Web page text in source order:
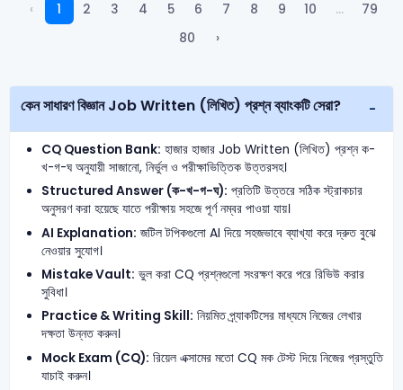
‹ 1 2 3 4 5 6 7 8 9 10 ...
79
80
›
কেন সাধারণ বিজ্ঞান Job Written (লিখিত) প্রশ্ন ব্যাংকটি সেরা?
CQ Question Bank: হাজার হাজার Job Written (লিখিত) প্রশ্ন ক-
খ-গ-ঘ অনুযায়ী সাজানো, নির্ভুল ও পরীক্ষাভিত্তিক উত্তরসহ।
Structured Answer (ক-খ-গ-ঘ): প্রতিটি উত্তরে সঠিক স্ট্রাকচার
অনুসরণ করা হয়েছে যাতে পরীক্ষায় সহজে পূর্ণ নম্বর পাওয়া যায়।
AI Explanation: জটিল টপিকগুলো AI দিয়ে সহজভাবে ব্যাখ্যা করে দ্রুত বুঝে
নেওয়ার সুযোগ।
Mistake Vault: ভুল করা CQ প্রশ্নগুলো সংরক্ষণ করে পরে রিভিউ করার
সুবিধা।
Practice & Writing Skill: নিয়মিত প্র্যাকটিসের মাধ্যমে নিজের লেখার
দক্ষতা উন্নত করুন।
Mock Exam (CQ): রিয়েল এক্সামের মতো CQ মক টেস্ট দিয়ে নিজের প্রস্তুতি
যাচাই করুন।